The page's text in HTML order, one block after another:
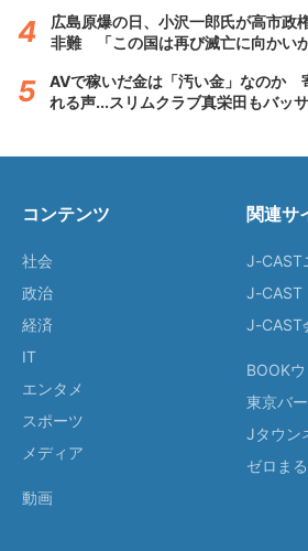
広島原爆の日、小沢一郎氏が高市政
非難 「この国は再び滅亡に向かい
AVで稼いだ金は「汚い金」なのか
れる声...スリムクラブ真栄田もバッ
コンテンツ
社会
政治
経済
IT
エンタメ
スポーツ
メディア
動画
関連サ
J-CAST
J-CAST
J-CAST
BOOK
東京バ
Jタウン
ゼロまる